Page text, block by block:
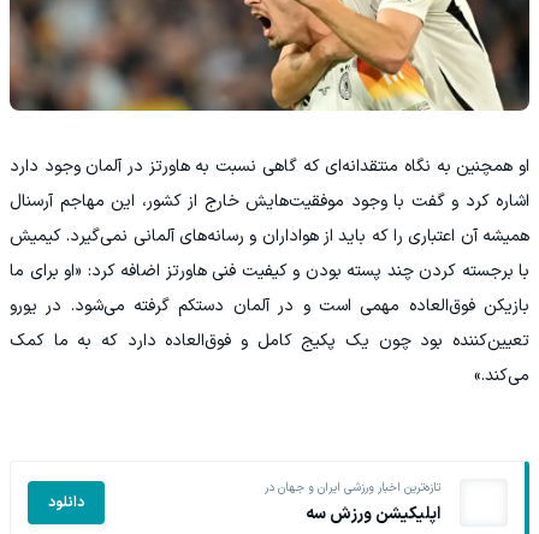
او همچنین به نگاه منتقدانه‌ای که گاهی نسبت به هاورتز در آلمان وجود دارد
اشاره کرد و گفت با وجود موفقیت‌هایش خارج از کشور، این مهاجم آرسنال
همیشه آن اعتباری را که باید از هواداران و رسانه‌های آلمانی نمی‌گیرد. کیمیش
با برجسته کردن چند پسته بودن و کیفیت فنی هاورتز اضافه کرد: «او برای ما
بازیکن فوق‌العاده مهمی است و در آلمان دستکم گرفته می‌شود. در یورو
تعیین‌کننده بود چون یک پکیج کامل و فوق‌العاده دارد که به ما کمک
می‌کند.»
تازه‌ترین اخبار ورزشی ایران و جهان در
اپلیکیشن ورزش سه دانلود